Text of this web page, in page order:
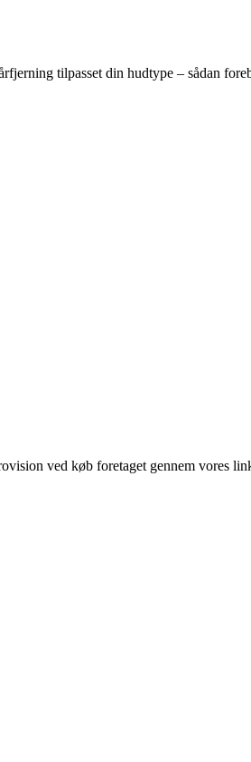
tilpasset din hudtype – sådan
ved køb foretaget gennem vores